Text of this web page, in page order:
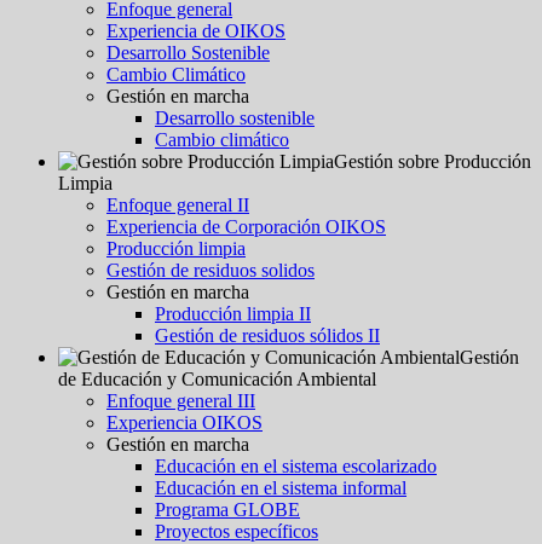
Enfoque general
Experiencia de OIKOS
Desarrollo Sostenible
Cambio Climático
Gestión en marcha
Desarrollo sostenible
Cambio climático
Gestión sobre Producción
Limpia
Enfoque general II
Experiencia de Corporación OIKOS
Producción limpia
Gestión de residuos solidos
Gestión en marcha
Producción limpia II
Gestión de residuos sólidos II
Gestión
de Educación y Comunicación Ambiental
Enfoque general III
Experiencia OIKOS
Gestión en marcha
Educación en el sistema escolarizado
Educación en el sistema informal
Programa GLOBE
Proyectos específicos